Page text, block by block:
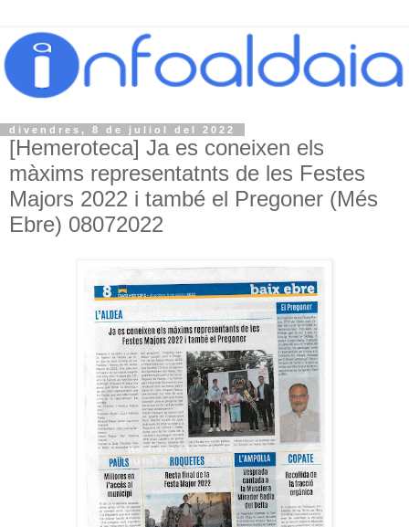
divendres, 8 de juliol del 2022
[Hemeroteca] Ja es coneixen els
màxims representatnts de les Festes
Majors 2022 i també el Pregoner (Més
Ebre) 08072022